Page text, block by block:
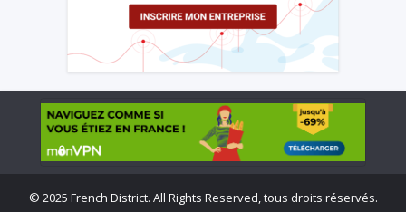
© 2025 French District. All Rights Reserved, tous droits réservés.